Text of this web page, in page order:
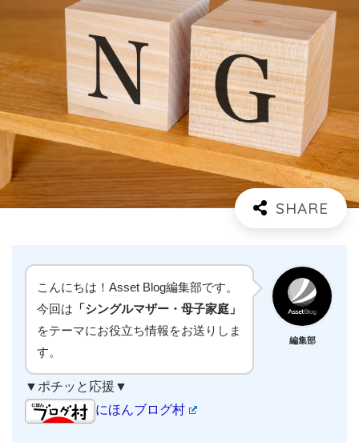
こんにちは！Asset Blog編集部です。
今回は 「シングルマザー・母子家庭」
をテーマにお役立ち情報をお送りしま
す。
編集部
▼ポチッと応援▼
にほんブログ村